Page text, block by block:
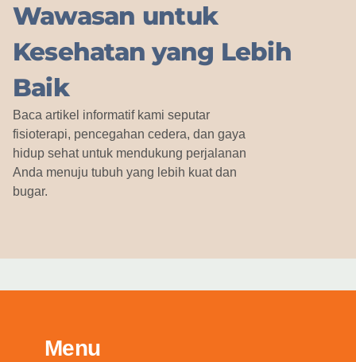
Wawasan untuk
Kesehatan yang Lebih
Baik
Baca artikel informatif kami seputar
fisioterapi, pencegahan cedera, dan gaya
hidup sehat untuk mendukung perjalanan
Anda menuju tubuh yang lebih kuat dan
bugar.
Menu